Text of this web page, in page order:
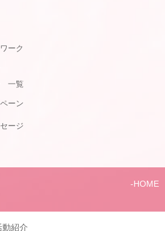
ーク
一覧
ーン
ージ
HOME
動紹介